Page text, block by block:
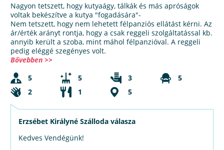
Nagyon tetszett, hogy kutyaágy, tálkák és más apróságok
voltak bekészítve a kutya "fogadására"-
Nem tetszett, hogy nem lehetett félpanziós ellátást kérni. Az
ár/érték arányt rontja, hogy a csak reggeli szolgáltatással kb.
annyib került a szoba, mint máhol félpanzióval. A reggeli
pedig eléggé szegényes volt.
Bővebben >>
5
5 3
5
2
1 5
Erzsébet Királyné Szálloda válasza
Kedves Vendégünk!